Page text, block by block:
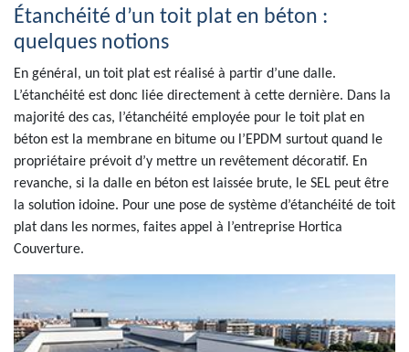
Étanchéité d’un toit plat en béton :
quelques notions
En général, un toit plat est réalisé à partir d’une dalle.
L’étanchéité est donc liée directement à cette dernière. Dans la
majorité des cas, l’étanchéité employée pour le toit plat en
béton est la membrane en bitume ou l’EPDM surtout quand le
propriétaire prévoit d’y mettre un revêtement décoratif. En
revanche, si la dalle en béton est laissée brute, le SEL peut être
la solution idoine. Pour une pose de système d’étanchéité de toit
plat dans les normes, faites appel à l’entreprise Hortica
Couverture.